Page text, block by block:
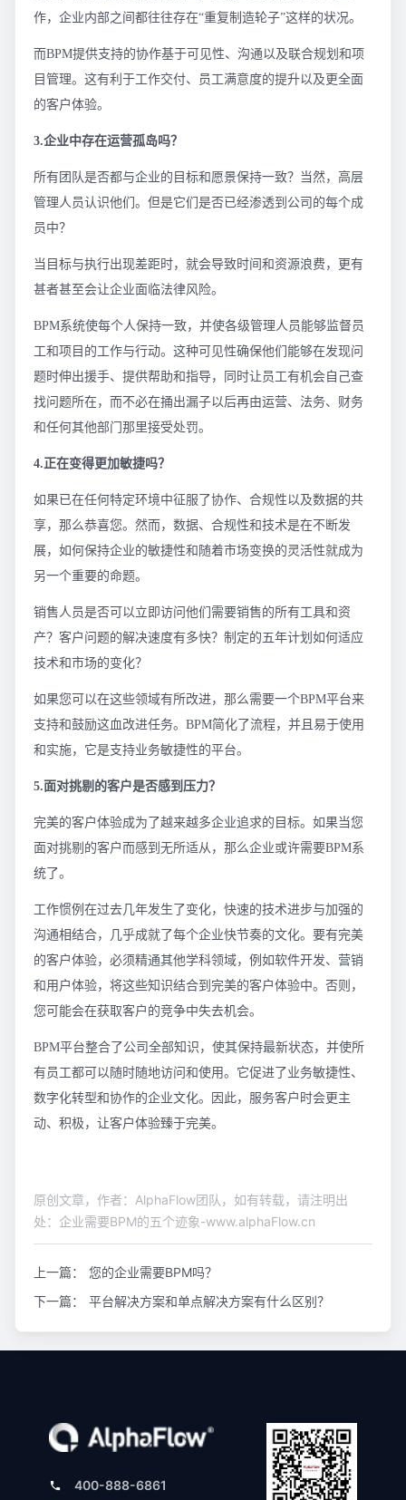
作，企业内部之间都往往存在“重复制造轮子”这样的状况。
而BPM提供支持的协作基于可见性、沟通以及联合规划和项
目管理。这有利于工作交付、员工满意度的提升以及更全面
的客户体验。
3.企业中存在运营孤岛吗？
所有团队是否都与企业的目标和愿景保持一致？当然，高层
管理人员认识他们。但是它们是否已经渗透到公司的每个成
员中？
当目标与执行出现差距时，就会导致时间和资源浪费，更有
甚者甚至会让企业面临法律风险。
BPM系统使每个人保持一致，并使各级管理人员能够监督员
工和项目的工作与行动。这种可见性确保他们能够在发现问
题时伸出援手、提供帮助和指导，同时让员工有机会自己查
找问题所在，而不必在捅出漏子以后再由运营、法务、财务
和任何其他部门那里接受处罚。
4.正在变得更加敏捷吗？
如果已在任何特定环境中征服了协作、合规性以及数据的共
享，那么恭喜您。然而，数据、合规性和技术是在不断发
展，如何保持企业的敏捷性和随着市场变换的灵活性就成为
另一个重要的命题。
销售人员是否可以立即访问他们需要销售的所有工具和资
产？客户问题的解决速度有多快？制定的五年计划如何适应
技术和市场的变化？
如果您可以在这些领域有所改进，那么需要一个BPM平台来
支持和鼓励这血改进任务。BPM简化了流程，并且易于使用
和实施，它是支持业务敏捷性的平台。
5.面对挑剔的客户是否感到压力？
完美的客户体验成为了越来越多企业追求的目标。如果当您
面对挑剔的客户而感到无所适从，那么企业或许需要BPM系
统了。
工作惯例在过去几年发生了变化，快速的技术进步与加强的
沟通相结合，几乎成就了每个企业快节奏的文化。要有完美
的客户体验，必须精通其他学科领域，例如软件开发、营销
和用户体验，将这些知识结合到完美的客户体验中。否则，
您可能会在获取客户的竞争中失去机会。
BPM平台整合了公司全部知识，使其保持最新状态，并使所
有员工都可以随时随地访问和使用。它促进了业务敏捷性、
数字化转型和协作的企业文化。因此，服务客户时会更主
动、积极，让客户体验臻于完美。
原创文章，作者：AlphaFlow团队，如有转载，请注明出
处：企业需要BPM的五个迹象-www.alphaFlow.cn
上一篇：
您的企业需要BPM吗？
下一篇：
平台解决方案和单点解决方案有什么区别？
400-888-6861